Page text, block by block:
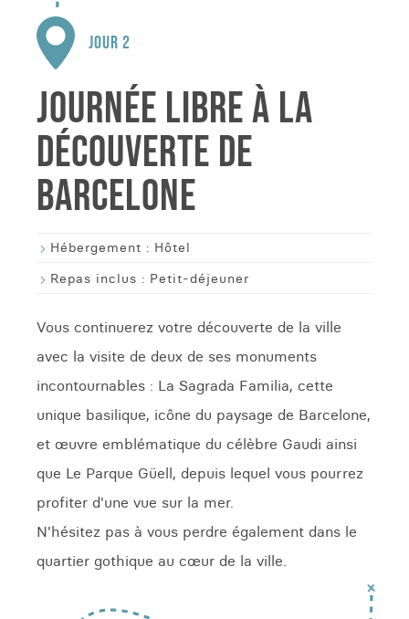
JOUR 2
JOURNÉE LIBRE À LA
DÉCOUVERTE DE
BARCELONE
Hébergement : Hôtel
Repas inclus : Petit-déjeuner
Vous continuerez votre découverte de la ville
avec la visite de deux de ses monuments
incontournables : La Sagrada Familia, cette
unique basilique, icône du paysage de Barcelone,
et œuvre emblématique du célèbre Gaudi ainsi
que Le Parque Güell, depuis lequel vous pourrez
profiter d'une vue sur la mer.
N'hésitez pas à vous perdre également dans le
quartier gothique au cœur de la ville.